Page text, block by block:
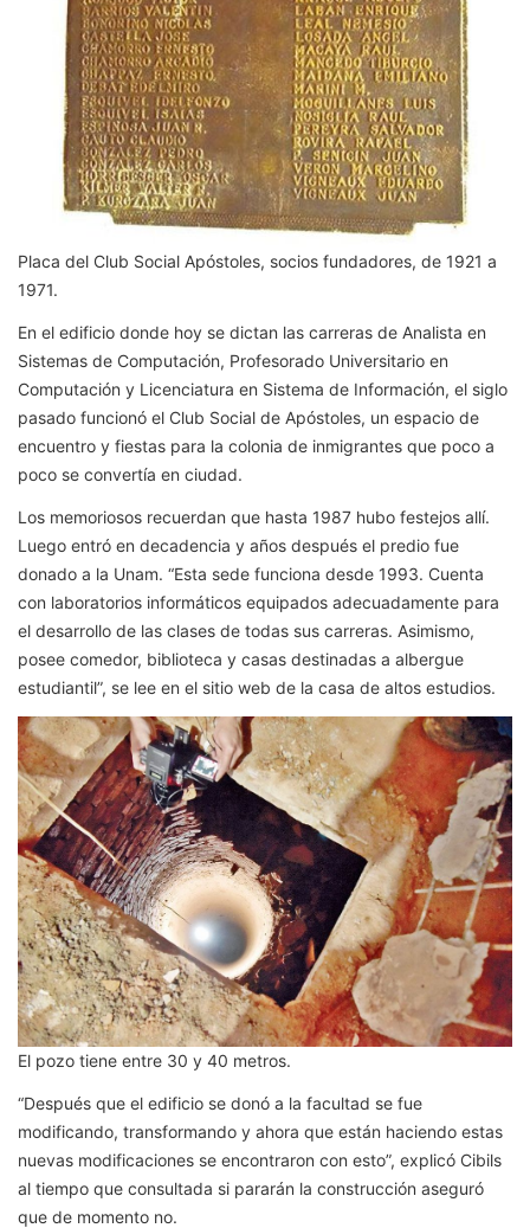
Placa del Club Social Apóstoles, socios fundadores, de 1921 a
1971.
En el edificio donde hoy se dictan las carreras de Analista en
Sistemas de Computación, Profesorado Universitario en
Computación y Licenciatura en Sistema de Información, el siglo
pasado funcionó el Club Social de Apóstoles, un espacio de
encuentro y fiestas para la colonia de inmigrantes que poco a
poco se convertía en ciudad.
Los memoriosos recuerdan que hasta 1987 hubo festejos allí.
Luego entró en decadencia y años después el predio fue
donado a la Unam. “Esta sede funciona desde 1993. Cuenta
con laboratorios informáticos equipados adecuadamente para
el desarrollo de las clases de todas sus carreras. Asimismo,
posee comedor, biblioteca y casas destinadas a albergue
estudiantil”, se lee en el sitio web de la casa de altos estudios.
El pozo tiene entre 30 y 40 metros.
“Después que el edificio se donó a la facultad se fue
modificando, transformando y ahora que están haciendo estas
nuevas modificaciones se encontraron con esto”, explicó Cibils
al tiempo que consultada si pararán la construcción aseguró
que de momento no.